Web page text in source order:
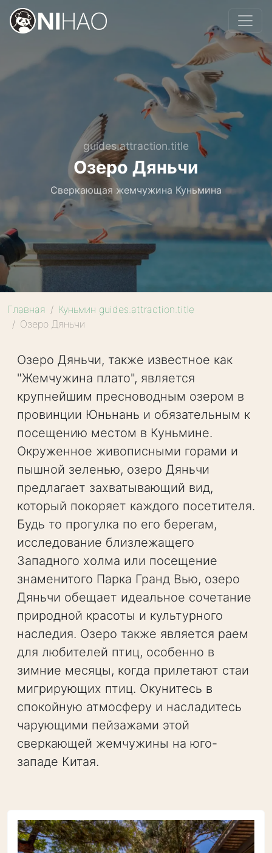
guides.attraction.title
Озеро Дяньчи
Сверкающая жемчужина Куньмина
Главная
Куньмин guides.attraction.title
Озеро Дяньчи
Озеро Дяньчи, также известное как
"Жемчужина плато", является
крупнейшим пресноводным озером в
провинции Юньнань и обязательным к
посещению местом в Куньмине.
Окруженное живописными горами и
пышной зеленью, озеро Дяньчи
предлагает захватывающий вид,
который покоряет каждого посетителя.
Будь то прогулка по его берегам,
исследование близлежащего
Западного холма или посещение
знаменитого Парка Гранд Вью, озеро
Дяньчи обещает идеальное сочетание
природной красоты и культурного
наследия. Озеро также является раем
для любителей птиц, особенно в
зимние месяцы, когда прилетают стаи
мигрирующих птиц. Окунитесь в
спокойную атмосферу и насладитесь
чарующими пейзажами этой
сверкающей жемчужины на юго-
западе Китая.